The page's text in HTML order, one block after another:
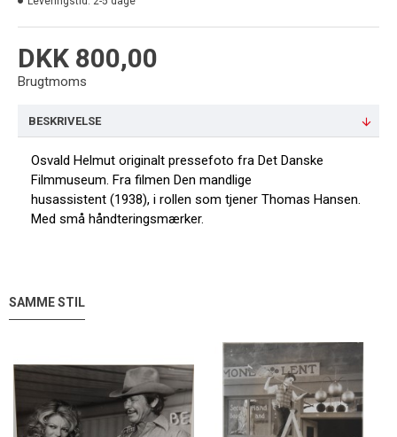
DKK 800,00
Brugtmoms
BESKRIVELSE
Osvald Helmut originalt pressefoto fra Det Danske
Filmmuseum. Fra filmen Den mandlige
husassistent (1938), i rollen som tjener Thomas Hansen.
Med små håndteringsmærker.
SAMME STIL